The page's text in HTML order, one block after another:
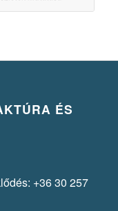
ÉS
+36 30 257